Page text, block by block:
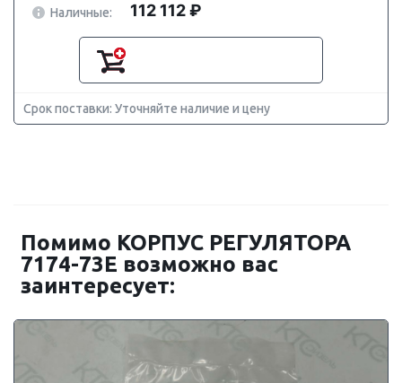
Наличные:
112 112 ₽
Срок поставки: Уточняйте наличие и цену
Помимо КОРПУС РЕГУЛЯТОРА
7174-73E возможно вас
заинтересует: